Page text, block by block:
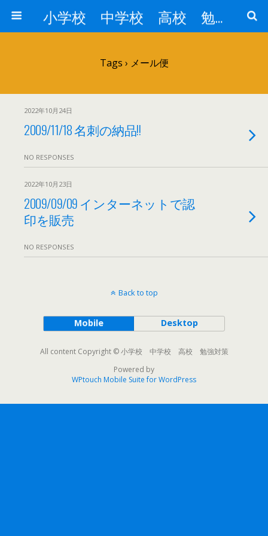
小学校 中学校 高校 勉強対策
Tags › メール便
2022年10月24日
2009/11/18 名刺の納品!!
NO RESPONSES
2022年10月23日
2009/09/09 インターネットで認
印を販売
NO RESPONSES
Back to top
Mobile Desktop
All content Copyright © 小学校 中学校 高校 勉強対策
Powered by
WPtouch Mobile Suite for WordPress